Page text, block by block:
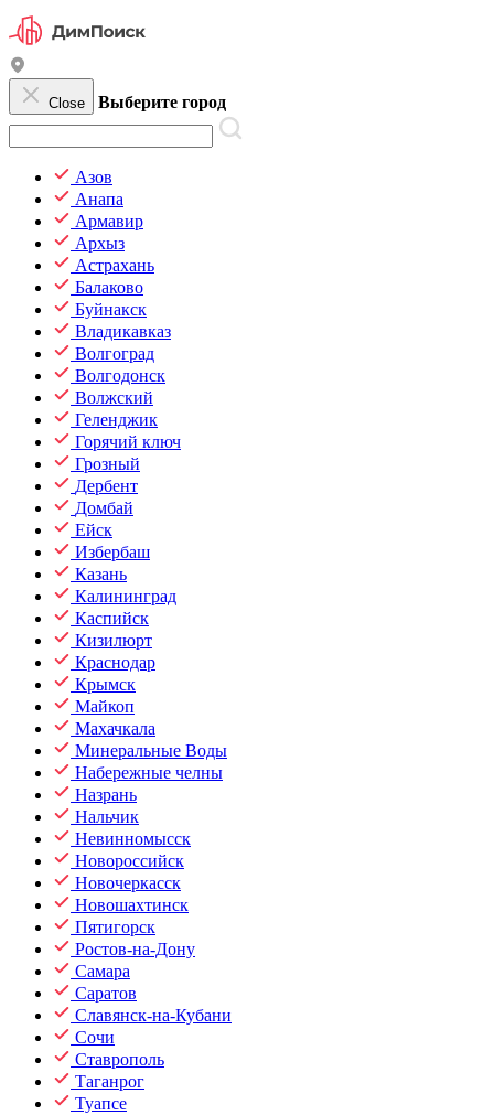
Close Выберите город
Азов
Анапа
Армавир
Архыз
Астрахань
Балаково
Буйнакск
Владикавказ
Волгоград
Волгодонск
Волжский
Геленджик
Горячий ключ
Грозный
Дербент
Домбай
Ейск
Избербаш
Казань
Калининград
Каспийск
Кизилюрт
Краснодар
Крымск
Майкоп
Махачкала
Минеральные Воды
Набережные челны
Назрань
Нальчик
Невинномысск
Новороссийск
Новочеркасск
Новошахтинск
Пятигорск
Ростов-на-Дону
Самара
Саратов
Славянск-на-Кубани
Сочи
Ставрополь
Таганрог
Туапсе